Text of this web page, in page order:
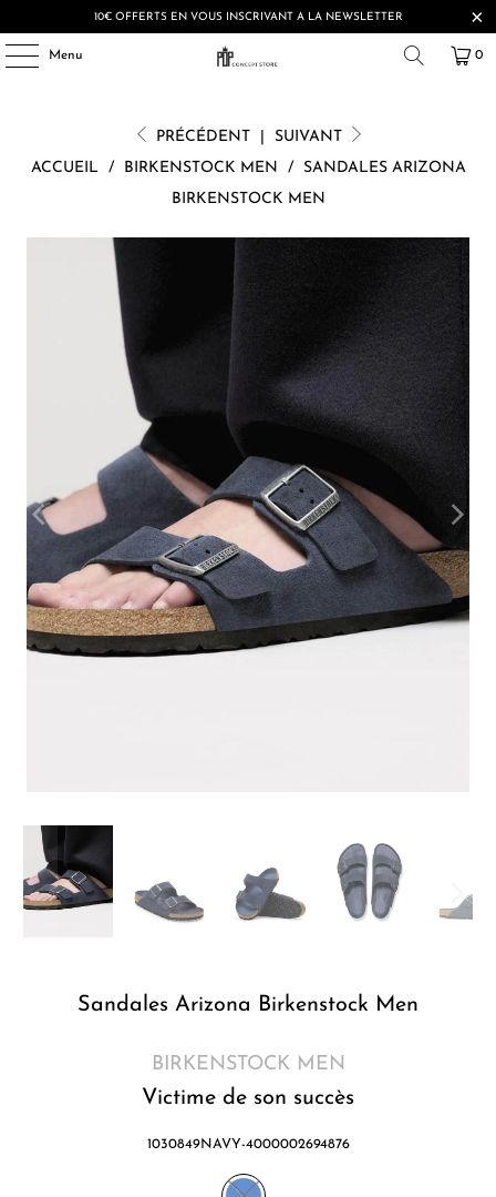
10€ OFFERTS EN VOUS INSCRIVANT A LA NEWSLETTER
Menu 0
PRÉCÉDENT
SUIVANT
ACCUEIL
/ BIRKENSTOCK MEN /
SANDALES ARIZONA
BIRKENSTOCK MEN
Sandales Arizona Birkenstock Men
BIRKENSTOCK MEN
Victime de son succès
1030849NAVY-4000002694876